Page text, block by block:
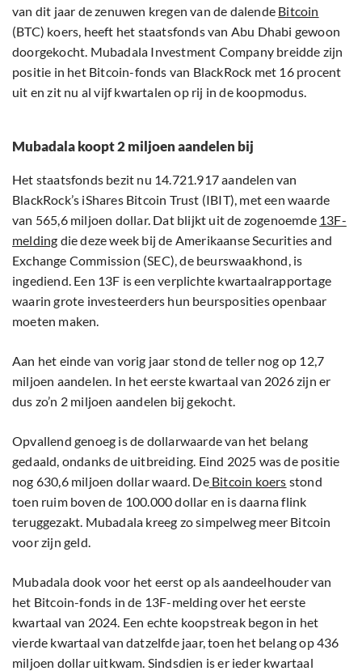
van dit jaar de zenuwen kregen van de dalende Bitcoin
(BTC) koers, heeft het staatsfonds van Abu Dhabi gewoon
doorgekocht. Mubadala Investment Company breidde zijn
positie in het Bitcoin-fonds van BlackRock met 16 procent
uit en zit nu al vijf kwartalen op rij in de koopmodus.
Mubadala koopt 2 miljoen aandelen bij
Het staatsfonds bezit nu 14.721.917 aandelen van
BlackRock’s iShares Bitcoin Trust (IBIT), met een waarde
van 565,6 miljoen dollar. Dat blijkt uit de zogenoemde 13F-
melding die deze week bij de Amerikaanse Securities and
Exchange Commission (SEC), de beurswaakhond, is
ingediend. Een 13F is een verplichte kwartaalrapportage
waarin grote investeerders hun beursposities openbaar
moeten maken.
Aan het einde van vorig jaar stond de teller nog op 12,7
miljoen aandelen. In het eerste kwartaal van 2026 zijn er
dus zo’n 2 miljoen aandelen bij gekocht.
Opvallend genoeg is de dollarwaarde van het belang
gedaald, ondanks de uitbreiding. Eind 2025 was de positie
nog 630,6 miljoen dollar waard. DeBitcoin koers stond
toen ruim boven de 100.000 dollar en is daarna flink
teruggezakt. Mubadala kreeg zo simpelweg meer Bitcoin
voor zijn geld.
Mubadala dook voor het eerst op als aandeelhouder van
het Bitcoin-fonds in de 13F-melding over het eerste
kwartaal van 2024. Een echte koopstreak begon in het
vierde kwartaal van datzelfde jaar, toen het belang op 436
miljoen dollar uitkwam. Sindsdien is er ieder kwartaal